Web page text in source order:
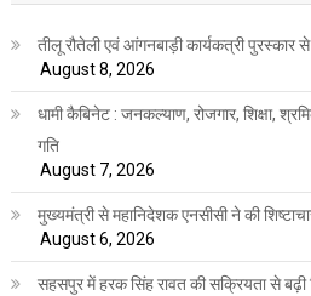
तीलू रौतेली एवं आंगनबाड़ी कार्यकत्री पुरस्कार
August 8, 2026
धामी कैबिनेट : जनकल्याण, रोजगार, शिक्षा,
गति
August 7, 2026
मुख्यमंत्री से महानिदेशक एनसीसी ने की
August 6, 2026
सहसपुर में हरक सिंह रावत की सक्रियता से बढ़ी